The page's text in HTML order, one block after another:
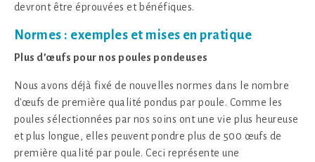
devront être éprouvées et bénéfiques.
Normes : exemples et mises en pratique
Plus d’œufs pour nos poules pondeuses
Nous avons déjà fixé de nouvelles normes dans le nombre
d'œufs de première qualité pondus par poule. Comme les
poules sélectionnées par nos soins ont une vie plus heureuse
et plus longue, elles peuvent pondre plus de 500 œufs de
première qualité par poule. Ceci représente une